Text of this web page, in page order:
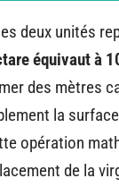
deux unités
équivaut à
des mètres
la
opération
de la